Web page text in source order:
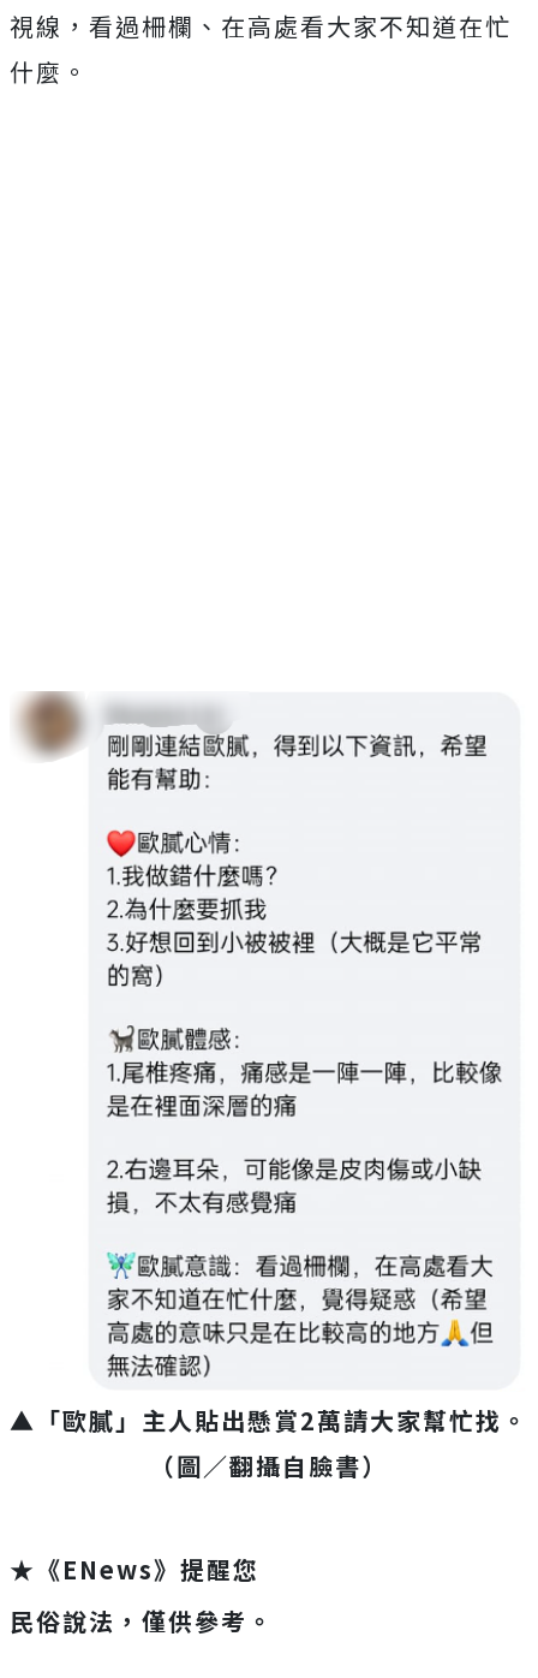
視線，看過柵欄、在高處看大家不知道在忙
什麼。
▲「歐膩」主人貼出懸賞2萬請大家幫忙找。
（圖／翻攝自臉書）
★《ENews》提醒您
民俗說法，僅供參考。